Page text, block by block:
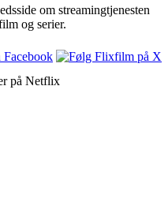
om streamingtjenesten
og serier.
på Netflix